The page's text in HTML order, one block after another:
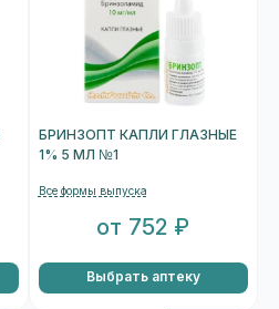
БРИНЗОПТ КАПЛИ ГЛАЗНЫЕ
1% 5 МЛ №1
Все формы выпуска
от 752 ₽
Выбрать аптеку